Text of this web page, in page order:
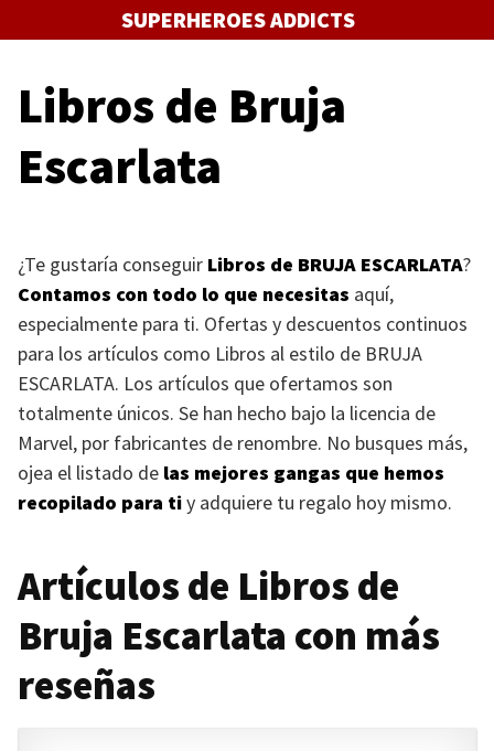
al
SUPERHEROES ADDICTS
Libros de Bruja
Escarlata
¿Te gustaría conseguir Libros de BRUJA ESCARLATA?
Contamos con todo lo que necesitas aquí,
especialmente para ti. Ofertas y descuentos continuos
para los artículos como Libros al estilo de BRUJA
ESCARLATA. Los artículos que ofertamos son
totalmente únicos. Se han hecho bajo la licencia de
Marvel, por fabricantes de renombre. No busques más,
ojea el listado de las mejores gangas que hemos
recopilado para tiy adquiere tu regalo hoy mismo.
Artículos de Libros de
Bruja Escarlata con más
reseñas